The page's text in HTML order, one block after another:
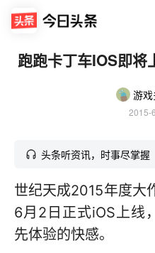
跑跑卡丁车IOS即将
游戏
2015-
头条听资讯，时事尽掌握
世纪天成2015年度大
6月2日正式iOS上线
先体验的快感。